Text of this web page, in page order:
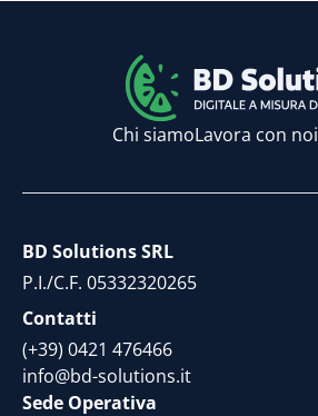
Chi siamoLavora con noi
BD Solutions SRL
P.I./C.F. 05332320265
Contatti
(+39) 0421 476466
info@bd-solutions.it
Sede Operativa